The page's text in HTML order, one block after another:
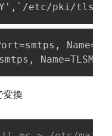
etc/pki/tls/
変換